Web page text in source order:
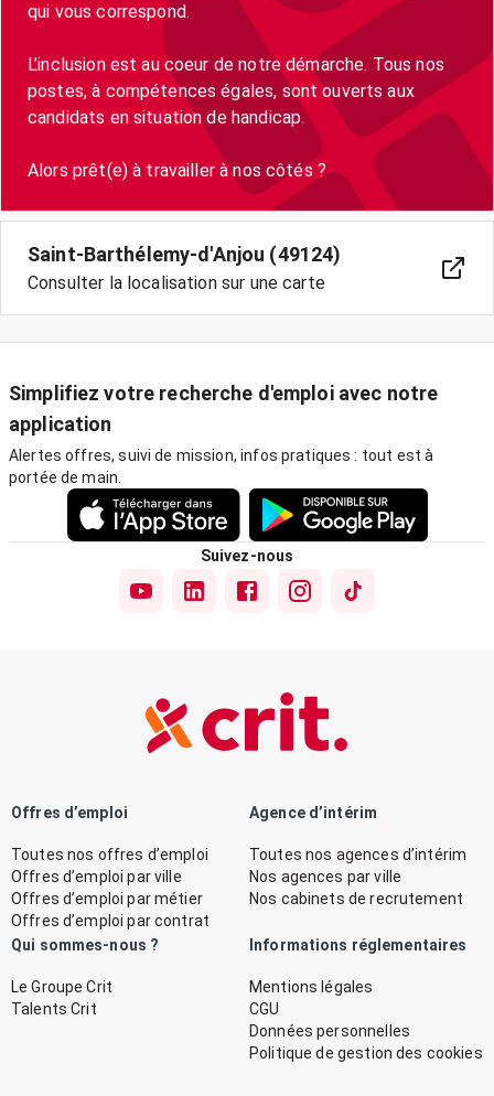
qui vous correspond.
L’inclusion est au coeur de notre démarche. Tous nos
postes, à compétences égales, sont ouverts aux
candidats en situation de handicap.
Alors prêt(e) à travailler à nos côtés ?
Saint-Barthélemy-d'Anjou (49124)
Consulter la localisation sur une carte
Simplifiez votre recherche d'emploi avec notre
application
Alertes offres, suivi de mission, infos pratiques : tout est à
portée de main.
Suivez-nous
Offres d’emploi
Toutes nos offres d’emploi
Offres d’emploi par ville
Offres d’emploi par métier
Offres d’emploi par contrat
Agence d’intérim
Toutes nos agences d’intérim
Nos agences par ville
Nos cabinets de recrutement
Qui sommes-nous ?
Le Groupe Crit
Talents Crit
Informations réglementaires
Mentions légales
CGU
Données personnelles
Politique de gestion des cookies